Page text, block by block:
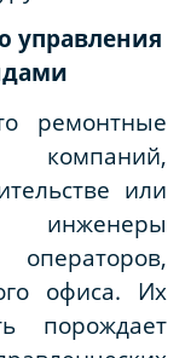
управления
ремонтные
компаний,
или
офиса. Их
порождает